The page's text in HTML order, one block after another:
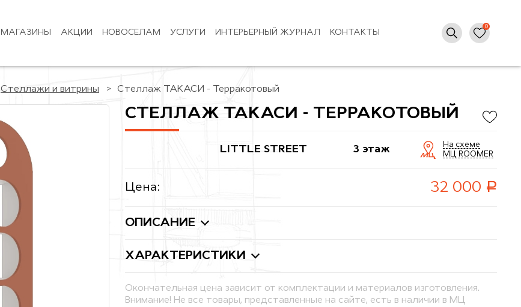
МАГАЗИНЫ АКЦИИ НОВОСЕЛАМ УСЛУГИ ИНТЕРЬЕРНЫЙ ЖУРНАЛ КОНТАКТЫ
Стеллажи и витрины Стеллаж ТАКАСИ - Терракотовый
СТЕЛЛАЖ ТАКАСИ - ТЕРРАКОТОВЫЙ
LITTLE STREET 3 этаж
На схеме
МЦ ROOMER
Цена: 32 000 руб.
ОПИСАНИЕ
ХАРАКТЕРИСТИКИ
Окончательная цена зависит от комплектации и материалов изготовления.
Внимание! Не все товары, представленные на сайте, есть в наличии в МЦ